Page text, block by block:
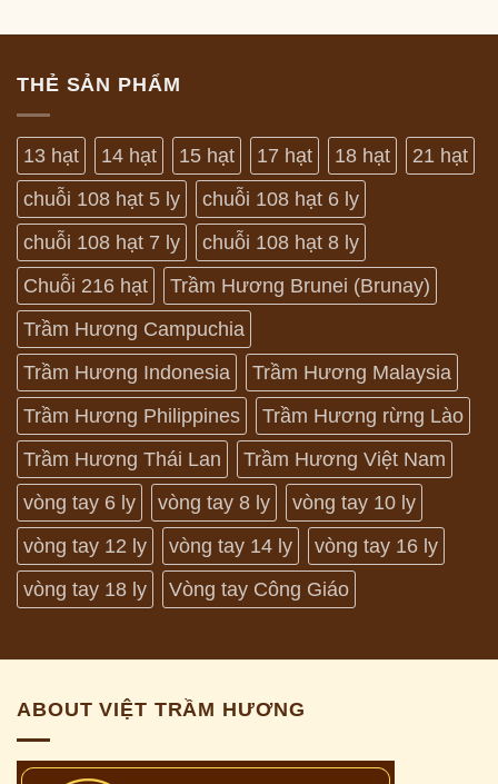
THẺ SẢN PHẨM
13 hạt 14 hạt 15 hạt 17 hạt 18 hạt
21 hạt
chuỗi 108 hạt 5 ly
chuỗi 108 hạt 6 ly
chuỗi 108 hạt 7 ly
chuỗi 108 hạt 8 ly
Chuỗi 216 hạt
Trầm Hương Brunei (Brunay)
Trầm Hương Campuchia
Trầm Hương Indonesia
Trầm Hương Malaysia
Trầm Hương Philippines
Trầm Hương rừng Lào
Trầm Hương Thái Lan
Trầm Hương Việt Nam
vòng tay 6 ly
vòng tay 8 ly
vòng tay 10 ly
vòng tay 12 ly
vòng tay 14 ly
vòng tay 16 ly
vòng tay 18 ly
Vòng tay Công Giáo
ABOUT VIỆT TRẦM HƯƠNG